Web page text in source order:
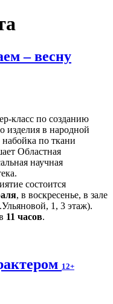
– весну
класс по созданию
изделия в народной
набойка по ткани
Областная
научная
состоится
, в воскресенье, в зале
1, 3 этаж).
11 часов.
12+